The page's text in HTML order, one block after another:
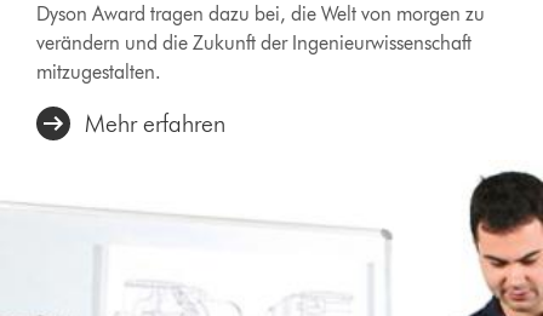
Dyson Award tragen dazu bei, die Welt von morgen zu
verändern und die Zukunft der Ingenieurwissenschaft
mitzugestalten.
Mehr erfahren